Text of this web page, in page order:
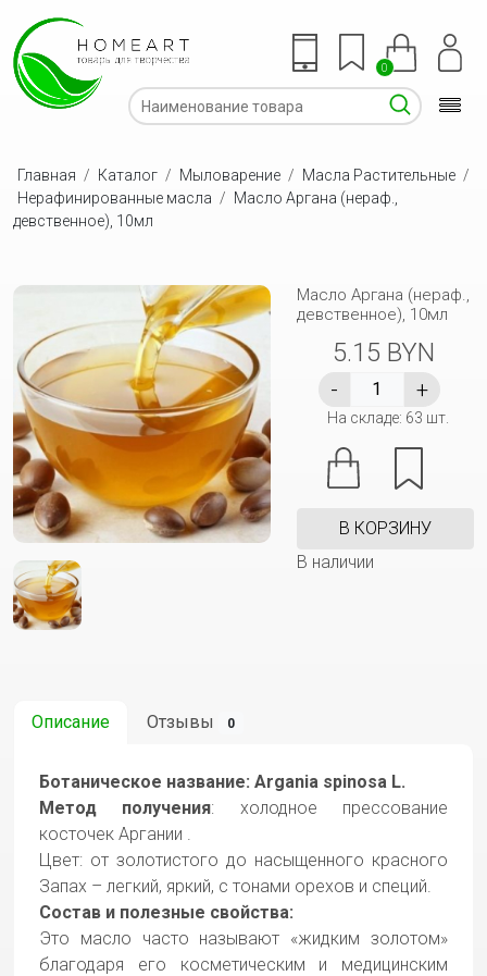
0
Главная / Каталог / Мыловарение / Масла Растительные /
Нерафинированные масла / Масло Аргана (нераф.,
девственное), 10мл
Масло Аргана (нераф.,
девственное), 10мл
5.15 BYN
На складе: 63 шт.
В КОРЗИНУ
В наличии
Описание Отзывы 0
Ботаническое название: Argania spinosa L.
Метод получения: холодное прессование
косточек Аргании .
Цвет: от золотистого до насыщенного красного
Запах – легкий, яркий, с тонами орехов и специй.
Состав и полезные свойства:
Это масло часто называют «жидким золотом»
благодаря его косметическим и медицинским